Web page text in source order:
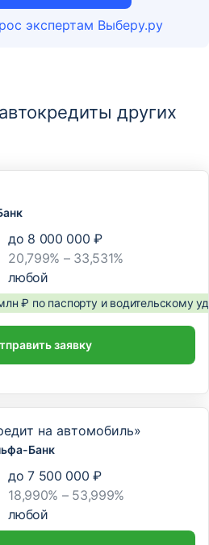
край, г. Светлоград, пл. 50
д. 32
край, пос. Солнечнодольск,
край, г. Изобильный,
«Буденновский»
край, г. Буденновск,
экспертам Выберу.ру
других
до 8 000 000 ₽
20,799% – 33,531%
любой
₽ по паспорту и водительскому
заявку
на автомобиль»
Банк
до 7 500 000 ₽
18,990% – 53,999%
любой